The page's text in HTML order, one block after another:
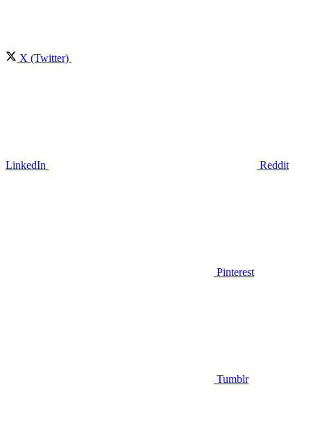
X (Twitter)
LinkedIn Reddit
Pinterest
Tumblr